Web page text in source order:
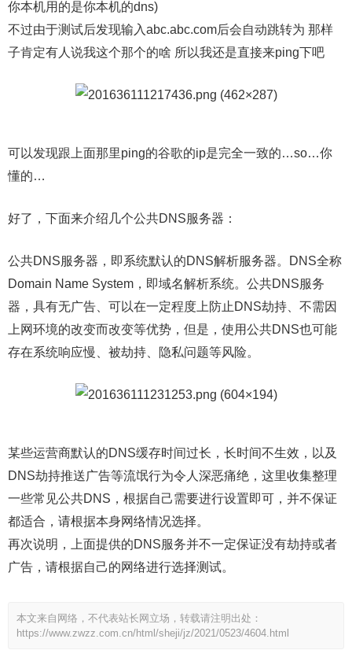
你本机用的是你本机的dns)
不过由于测试后发现输入abc.abc.com后会自动跳转为 那样
子肯定有人说我这个那个的啥 所以我还是直接来ping下吧
可以发现跟上面那里ping的谷歌的ip是完全一致的…so…你
懂的…
好了，下面来介绍几个公共DNS服务器：
公共DNS服务器，即系统默认的DNS解析服务器。DNS全称
Domain Name System，即域名解析系统。公共DNS服务
器，具有无广告、可以在一定程度上防止DNS劫持、不需因
上网环境的改变而改变等优势，但是，使用公共DNS也可能
存在系统响应慢、被劫持、隐私问题等风险。
某些运营商默认的DNS缓存时间过长，长时间不生效，以及
DNS劫持推送广告等流氓行为令人深恶痛绝，这里收集整理
一些常见公共DNS，根据自己需要进行设置即可，并不保证
都适合，请根据本身网络情况选择。
再次说明，上面提供的DNS服务并不一定保证没有劫持或者
广告，请根据自己的网络进行选择测试。
本文来自网络，不代表站长网立场，转载请注明出处：
https://www.zwzz.com.cn/html/sheji/jz/2021/0523/4604.html